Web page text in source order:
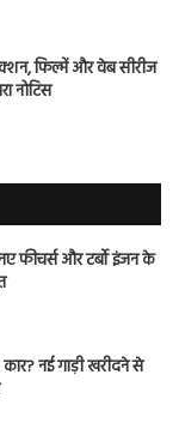
फिल्में और वेब सीरीज
नोटिस
फीचर्स और टर्बो इंजन के
नई गाड़ी खरीदने से